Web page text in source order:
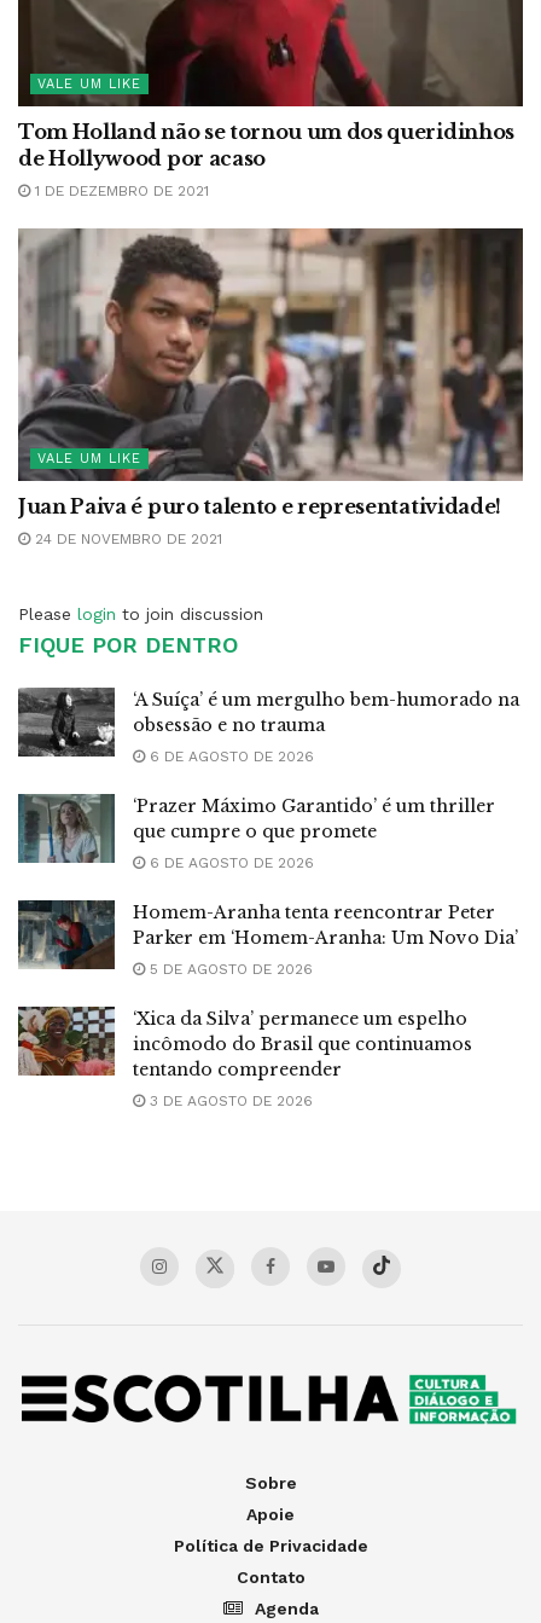
VALE UM LIKE
Tom Holland não se tornou um dos queridinhos
de Hollywood por acaso
1 DE DEZEMBRO DE 2021
VALE UM LIKE
Juan Paiva é puro talento e representatividade!
24 DE NOVEMBRO DE 2021
Please login to join discussion
FIQUE POR DENTRO
‘A Suíça’ é um mergulho bem-humorado na
obsessão e no trauma
6 DE AGOSTO DE 2026
‘Prazer Máximo Garantido’ é um thriller
que cumpre o que promete
6 DE AGOSTO DE 2026
Homem-Aranha tenta reencontrar Peter
Parker em ‘Homem-Aranha: Um Novo Dia’
5 DE AGOSTO DE 2026
‘Xica da Silva’ permanece um espelho
incômodo do Brasil que continuamos
tentando compreender
3 DE AGOSTO DE 2026
Sobre
Apoie
Política de Privacidade
Contato
Agenda